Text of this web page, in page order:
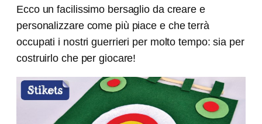
Ecco un facilissimo bersaglio da creare e
personalizzare come più piace e che terrà
occupati i nostri guerrieri per molto tempo: sia per
costruirlo che per giocare!